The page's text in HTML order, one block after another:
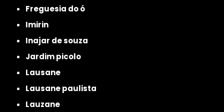
freguesia do ó
imirin
inajar de souza
jardim picolo
lausane
lausane paulista
lauzane